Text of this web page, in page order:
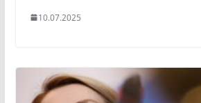
10.07.2025